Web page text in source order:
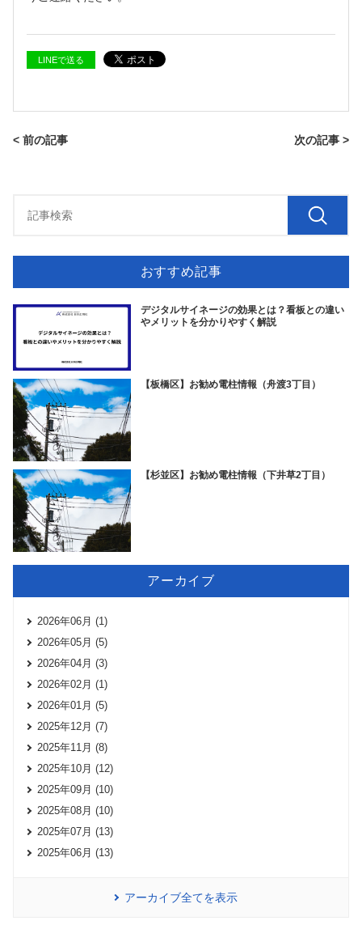
LINEで送る
< 前の記事 次の記事 >
おすすめ記事
デジタルサイネージの効果とは？看板との違い
やメリットを分かりやすく解説
【板橋区】お勧め電柱情報（舟渡3丁目）
【杉並区】お勧め電柱情報（下井草2丁目）
アーカイブ
2026年06月 (1)
2026年05月 (5)
2026年04月 (3)
2026年02月 (1)
2026年01月 (5)
2025年12月 (7)
2025年11月 (8)
2025年10月 (12)
2025年09月 (10)
2025年08月 (10)
2025年07月 (13)
2025年06月 (13)
アーカイブ全てを表示